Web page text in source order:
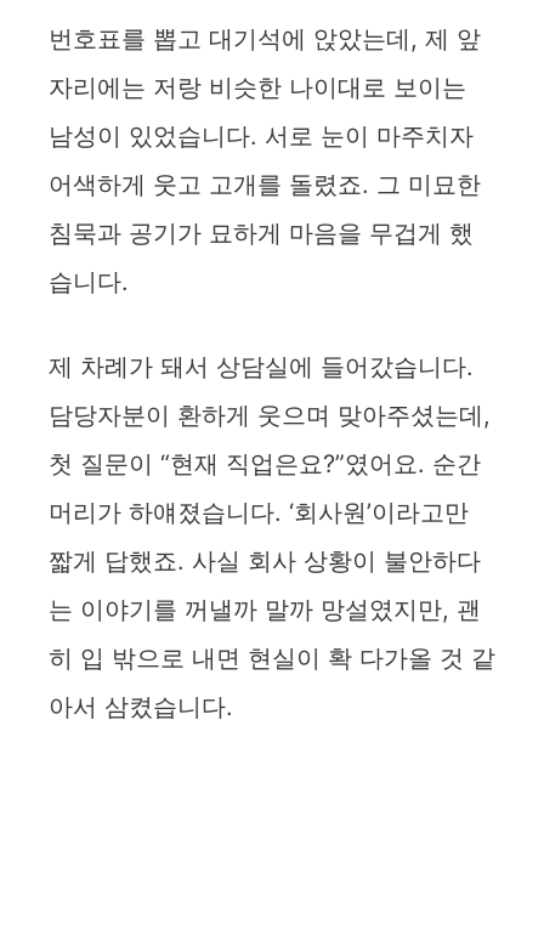
번호표를 뽑고 대기석에 앉았는데, 제 앞
자리에는 저랑 비슷한 나이대로 보이는
남성이 있었습니다. 서로 눈이 마주치자
어색하게 웃고 고개를 돌렸죠. 그 미묘한
침묵과 공기가 묘하게 마음을 무겁게 했
습니다.
제 차례가 돼서 상담실에 들어갔습니다.
담당자분이 환하게 웃으며 맞아주셨는데,
첫 질문이 “현재 직업은요?”였어요. 순간
머리가 하얘졌습니다. ‘회사원’이라고만
짧게 답했죠. 사실 회사 상황이 불안하다
는 이야기를 꺼낼까 말까 망설였지만, 괜
히 입 밖으로 내면 현실이 확 다가올 것 같
아서 삼켰습니다.